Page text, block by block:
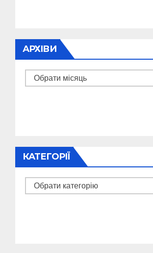
АРХІВИ
Архіви
КАТЕГОРІЇ
Категорії